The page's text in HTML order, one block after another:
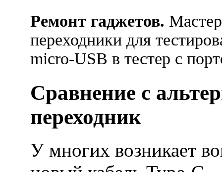
Ремонт гаджетов.
переходники для
micro-USB в тестер с
Сравнение с
переходник
У многих возникает